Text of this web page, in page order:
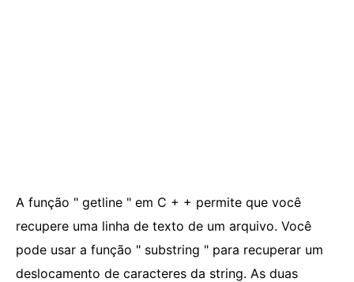
A função " getline " em C + + permite que você
recupere uma linha de texto de um arquivo. Você
pode usar a função " substring " para recuperar um
deslocamento de caracteres da string. As duas